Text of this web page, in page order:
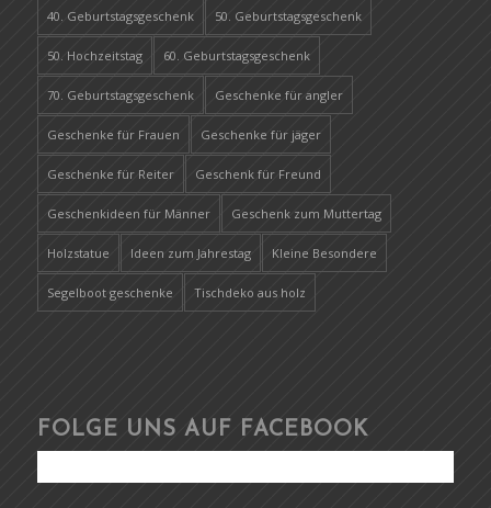
40. Geburtstagsgeschenk 50. Geburtstagsgeschenk
50. Hochzeitstag 60. Geburtstagsgeschenk
70. Geburtstagsgeschenk Geschenke für angler
Geschenke für Frauen Geschenke für jäger
Geschenke für Reiter Geschenk für Freund
Geschenkideen für Männer Geschenk zum Muttertag
Holzstatue Ideen zum Jahrestag Kleine Besondere
Segelboot geschenke Tischdeko aus holz
FOLGE UNS AUF FACEBOOK